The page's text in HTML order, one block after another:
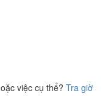
việc cụ thể? Tra giờ